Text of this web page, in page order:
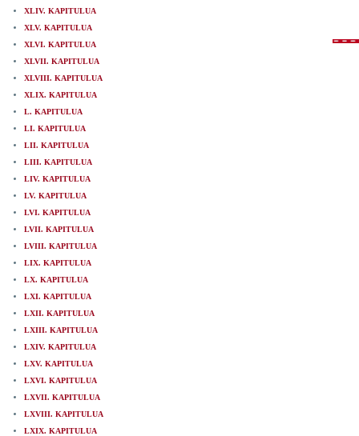
XLIV. KAPITULUA
XLV. KAPITULUA
XLVI. KAPITULUA
XLVII. KAPITULUA
XLVIII. KAPITULUA
XLIX. KAPITULUA
L. KAPITULUA
LI. KAPITULUA
LII. KAPITULUA
LIII. KAPITULUA
LIV. KAPITULUA
LV. KAPITULUA
LVI. KAPITULUA
LVII. KAPITULUA
LVIII. KAPITULUA
LIX. KAPITULUA
LX. KAPITULUA
LXI. KAPITULUA
LXII. KAPITULUA
LXIII. KAPITULUA
LXIV. KAPITULUA
LXV. KAPITULUA
LXVI. KAPITULUA
LXVII. KAPITULUA
LXVIII. KAPITULUA
LXIX. KAPITULUA